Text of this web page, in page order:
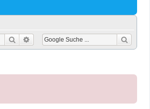
Suche Erweiterte Suche